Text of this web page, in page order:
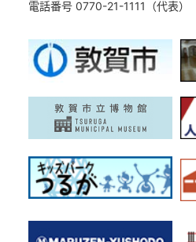
電話番号 0770-21-1111（代表）